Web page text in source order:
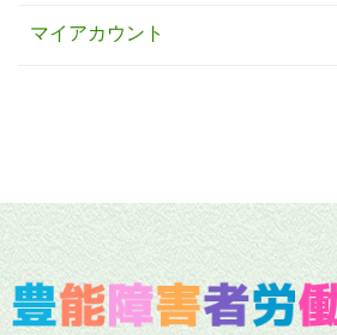
マイアカウント